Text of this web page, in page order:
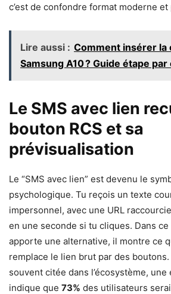
c’est de confondre format moderne
Lire aussi : Comment insérer la
Samsung A10 ? Guide étape par
Le SMS avec lien
bouton RCS et sa
prévisualisation
Le “SMS avec lien” est devenu le
psychologique. Tu reçois un texte
impersonnel, avec une URL
en une seconde si tu cliques. Dans ce
apporte une alternative, il montre ce
remplace le lien brut par des
souvent citée dans l’écosystème, une
indique que 73% des utilisateurs